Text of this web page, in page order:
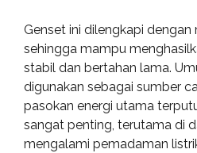
Genset ini dilengkapi dengan
sehingga mampu
stabil dan bertahan lama.
digunakan sebagai sumber
pasokan energi utama
sangat penting, terutama di
mengalami pemadaman